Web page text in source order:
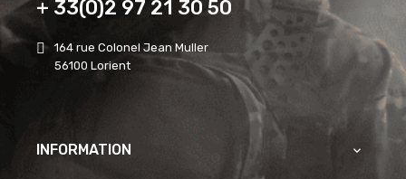
+ 33(0)2 97 21 30 50
164 rue Colonel Jean Muller
56100 Lorient
INFORMATION 